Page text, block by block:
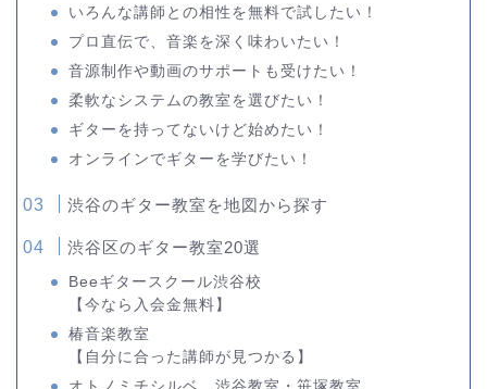
いろんな講師との相性を無料で試したい！
プロ直伝で、音楽を深く味わいたい！
音源制作や動画のサポートも受けたい！
柔軟なシステムの教室を選びたい！
ギターを持ってないけど始めたい！
オンラインでギターを学びたい！
渋谷のギター教室を地図から探す
渋谷区のギター教室20選
Beeギタースクール渋谷校
【今なら入会金無料】
椿音楽教室
【自分に合った講師が見つかる】